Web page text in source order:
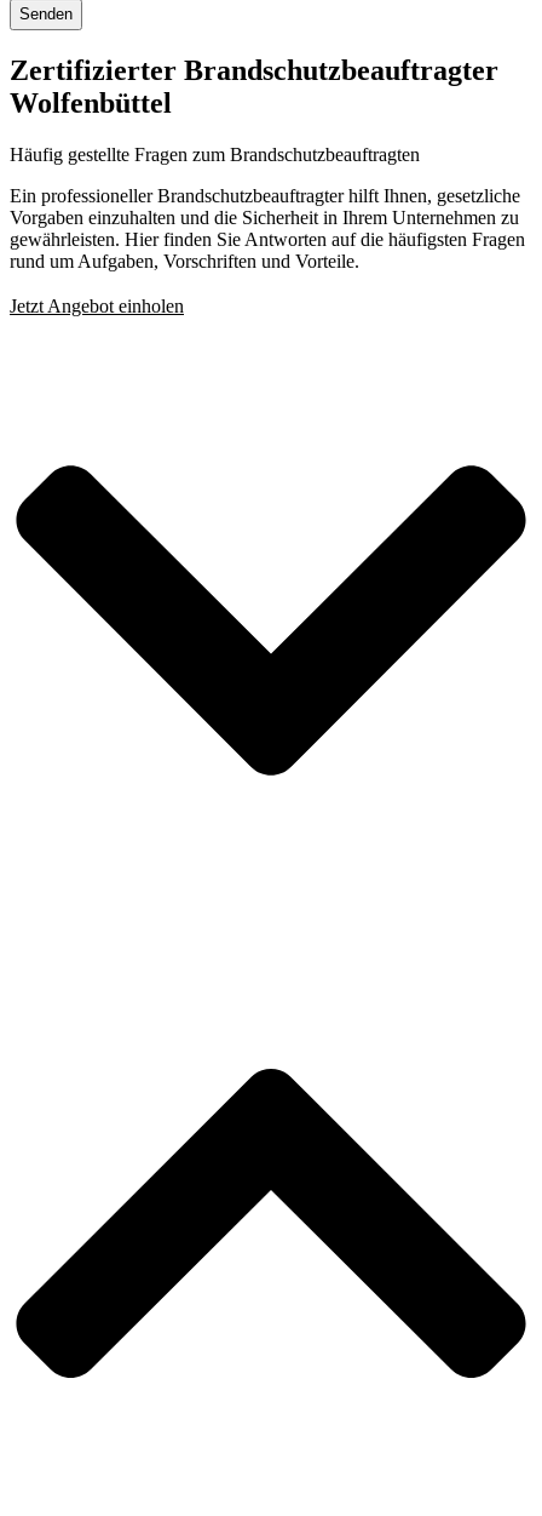
Senden
Zertifizierter Brandschutzbeauftragter
Wolfenbüttel
Häufig gestellte Fragen zum Brandschutzbeauftragten
Ein professioneller Brandschutzbeauftragter hilft Ihnen, gesetzliche
Vorgaben einzuhalten und die Sicherheit in Ihrem Unternehmen zu
gewährleisten. Hier finden Sie Antworten auf die häufigsten Fragen
rund um Aufgaben, Vorschriften und Vorteile.
Jetzt Angebot einholen